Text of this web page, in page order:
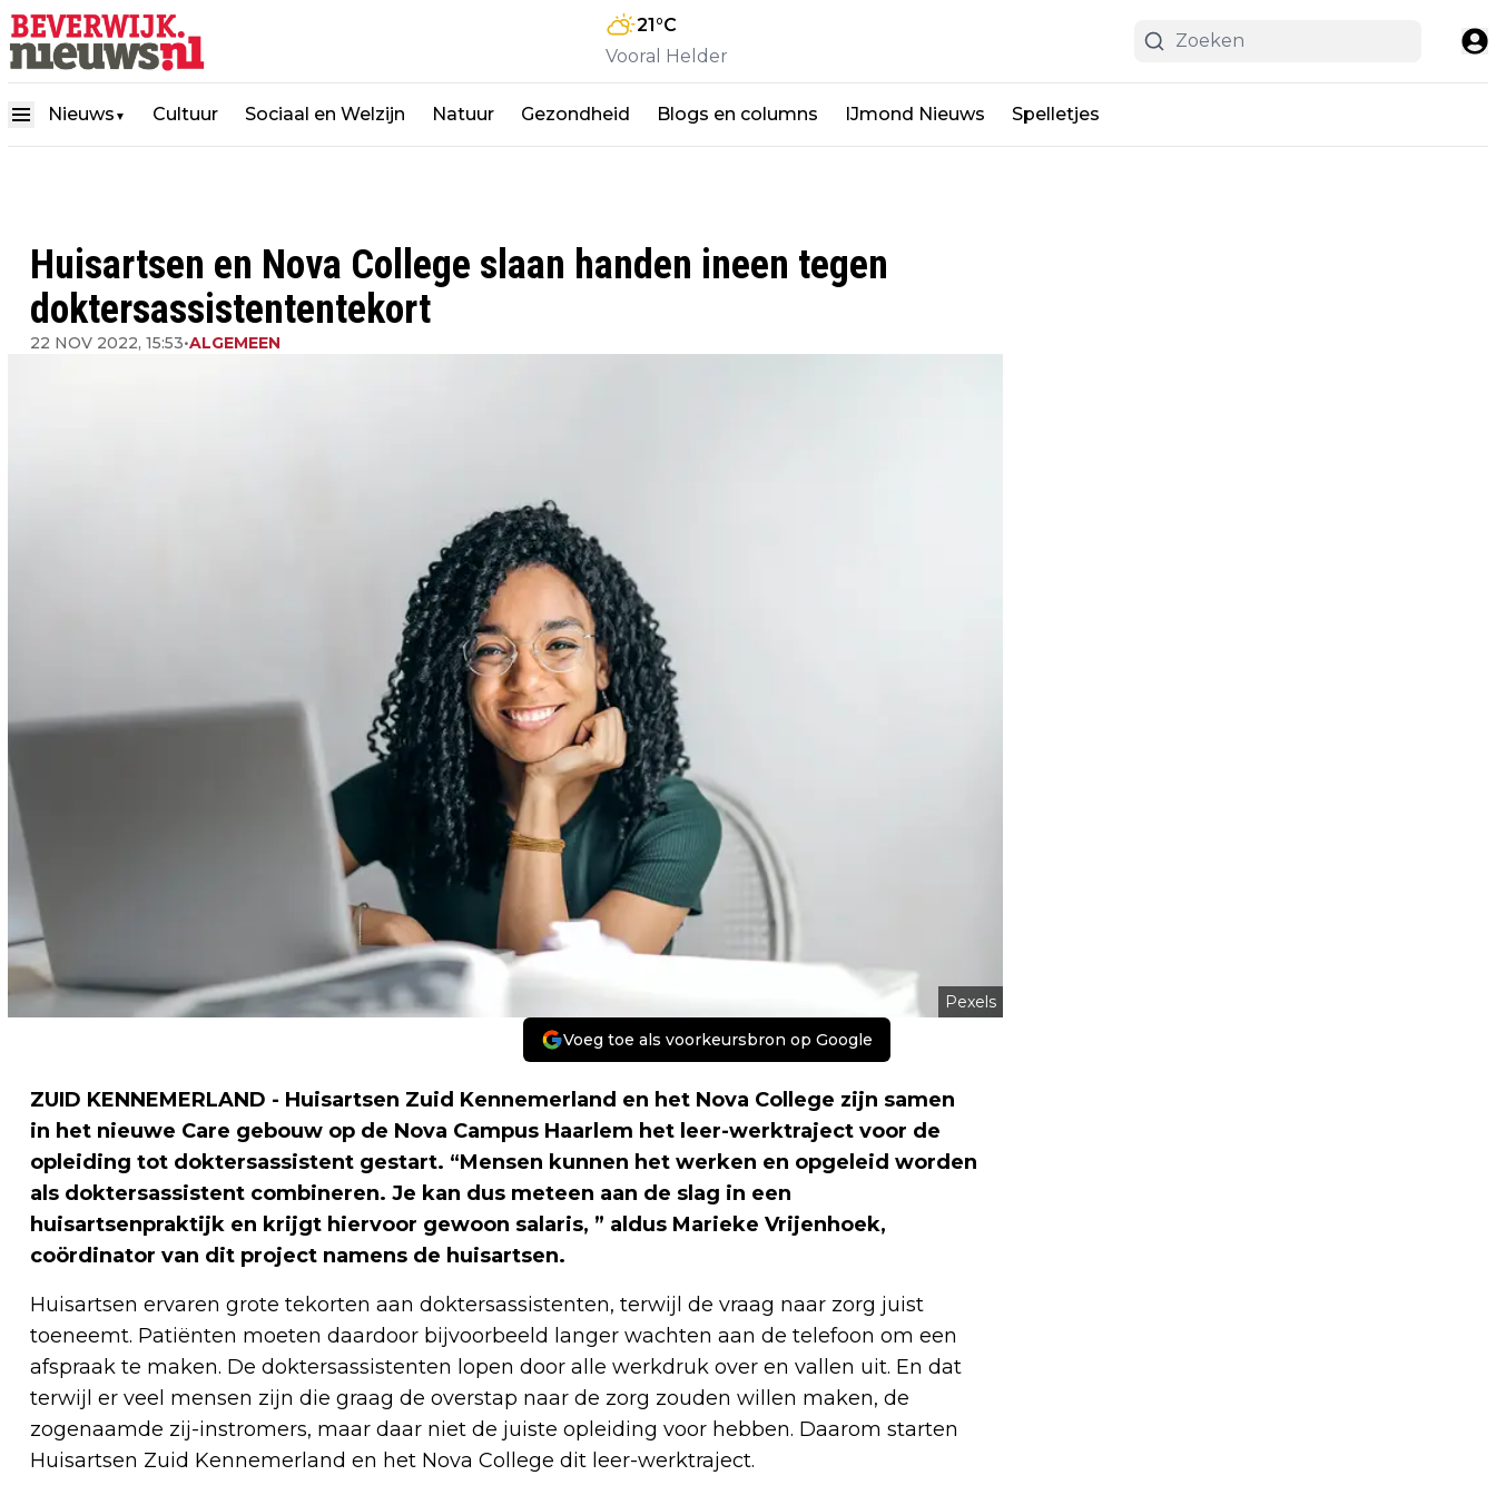
21°C
Vooral Helder
Nieuws ▼ Cultuur Sociaal en Welzijn Natuur Gezondheid Blogs en columns IJmond Nieuws Spelletjes
Huisartsen en Nova College slaan handen ineen tegen
doktersassistententekort
22 NOV 2022, 15:53•ALGEMEEN
Pexels
Voeg toe als voorkeursbron op Google
ZUID KENNEMERLAND - Huisartsen Zuid Kennemerland en het Nova College zijn samen
in het nieuwe Care gebouw op de Nova Campus Haarlem het leer-werktraject voor de
opleiding tot doktersassistent gestart. “Mensen kunnen het werken en opgeleid worden
als doktersassistent combineren. Je kan dus meteen aan de slag in een
huisartsenpraktijk en krijgt hiervoor gewoon salaris, ” aldus Marieke Vrijenhoek,
coördinator van dit project namens de huisartsen.
Huisartsen ervaren grote tekorten aan doktersassistenten, terwijl de vraag naar zorg juist
toeneemt. Patiënten moeten daardoor bijvoorbeeld langer wachten aan de telefoon om een
afspraak te maken. De doktersassistenten lopen door alle werkdruk over en vallen uit. En dat
terwijl er veel mensen zijn die graag de overstap naar de zorg zouden willen maken, de
zogenaamde zij-instromers, maar daar niet de juiste opleiding voor hebben. Daarom starten
Huisartsen Zuid Kennemerland en het Nova College dit leer-werktraject.